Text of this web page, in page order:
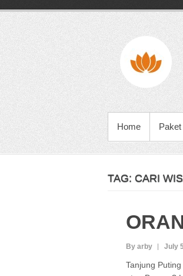
content
PRIMARY
Home
TAG: CARI
By arby July
Tanjung